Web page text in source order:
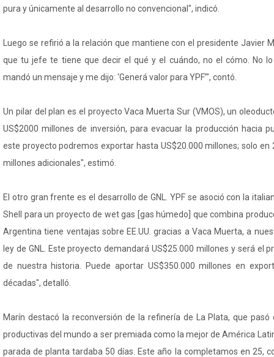
pura y únicamente al desarrollo no convencional", indicó.
Luego se refirió a la relación que mantiene con el presidente Javier
que tu jefe te tiene que decir el qué y el cuándo, no el cómo. No
mandó un mensaje y me dijo: ‘Generá valor para YPF’", contó.
Un pilar del plan es el proyecto Vaca Muerta Sur (VMOS), un
US$2000 millones de inversión, para evacuar la producción hacia
este proyecto podremos exportar hasta US$20.000 millones; solo en
millones adicionales", estimó.
El otro gran frente es el desarrollo de GNL. YPF se asoció con la
Shell para un proyecto de wet gas [gas húmedo] que combina
Argentina tiene ventajas sobre EE.UU. gracias a Vaca Muerta, a
ley de GNL. Este proyecto demandará US$25.000 millones y será el
de nuestra historia. Puede aportar US$350.000 millones en
décadas", detalló.
Marín destacó la reconversión de la refinería de La Plata, que
productivas del mundo a ser premiada como la mejor de América
parada de planta tardaba 50 días. Este año la completamos en 25,